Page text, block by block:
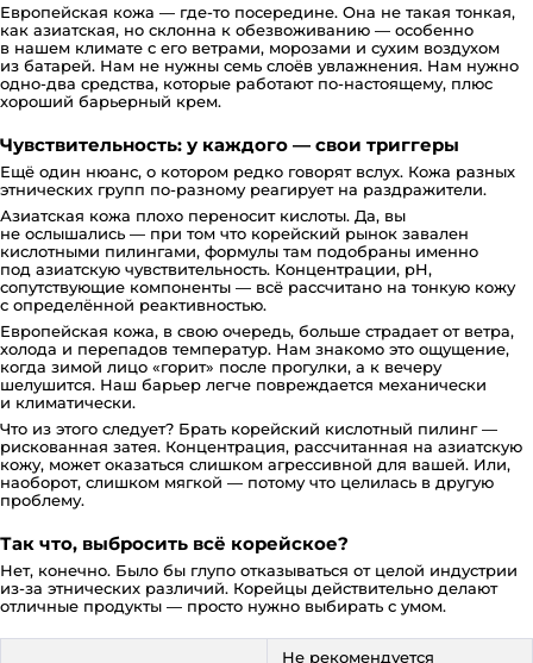
Европейская кожа — где-то посередине. Она не такая тонкая,
как азиатская, но склонна к обезвоживанию — особенно
в нашем климате с его ветрами, морозами и сухим воздухом
из батарей. Нам не нужны семь слоёв увлажнения. Нам нужно
одно-два средства, которые работают по-настоящему, плюс
хороший барьерный крем.
Чувствительность: у каждого — свои триггеры
Ещё один нюанс, о котором редко говорят вслух. Кожа разных
этнических групп по-разному реагирует на раздражители.
Азиатская кожа плохо переносит кислоты. Да, вы
не ослышались — при том что корейский рынок завален
кислотными пилингами, формулы там подобраны именно
под азиатскую чувствительность. Концентрации, pH,
сопутствующие компоненты — всё рассчитано на тонкую кожу
с определённой реактивностью.
Европейская кожа, в свою очередь, больше страдает от ветра,
холода и перепадов температур. Нам знакомо это ощущение,
когда зимой лицо «горит» после прогулки, а к вечеру
шелушится. Наш барьер легче повреждается механически
и климатически.
Что из этого следует? Брать корейский кислотный пилинг —
рискованная затея. Концентрация, рассчитанная на азиатскую
кожу, может оказаться слишком агрессивной для вашей. Или,
наоборот, слишком мягкой — потому что целилась в другую
проблему.
Так что, выбросить всё корейское?
Нет, конечно. Было бы глупо отказываться от целой индустрии
из-за этнических различий. Корейцы действительно делают
отличные продукты — просто нужно выбирать с умом.
Не рекомендуется